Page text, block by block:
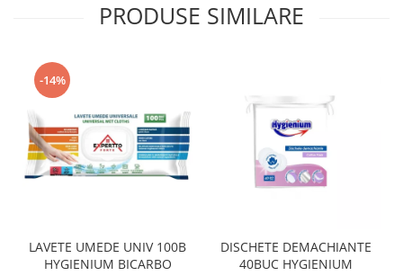
PRODUSE SIMILARE
-14%
LAVETE UMEDE UNIV 100B
HYGIENIUM BICARBO
DISCHETE DEMACHIANTE
40BUC HYGIENIUM